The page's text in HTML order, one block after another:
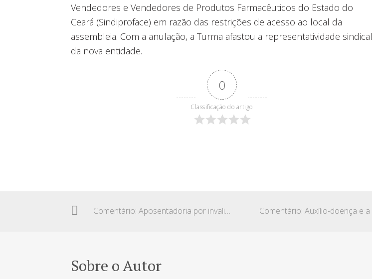
Vendedores e Vendedores de Produtos Farmacêuticos do Estado do
Ceará (Sindiproface) em razão das restrições de acesso ao local da
assembleia. Com a anulação, a Turma afastou a representatividade sindical
da nova entidade.
0
Classificação do artigo
Comentário: Aposentadoria por invalidez decorrente de trabalho insalubre
Sobre o Autor